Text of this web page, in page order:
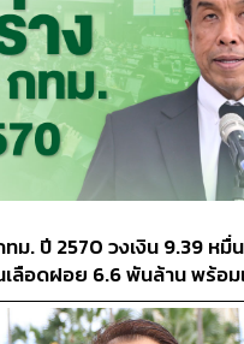
ABOUT THE
THE STANDARD
กองบรรณาธิการ THE
ทม. ปี 2570 วงเงิน 9.39 หมื่
ลือดฝอย 6.6 พันล้าน พร้อม
นาเมือง